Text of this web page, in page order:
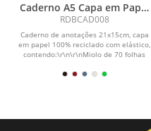
Caderno A5 Capa em Papel
Reciclado
RDBCAD008
Caderno de anotações 21x15cm, capa
em papel 100% reciclado com elástico,
contendo:\r\n\r\nMiolo de 70 folhas